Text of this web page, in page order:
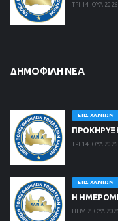
ΤΡΙ 14 ΙΟΥΛ 2026
ΔΗΜΟΦΙΛΉ ΝΈΑ
ΕΠΣ ΧΑΝΊΩΝ
ΤΡΙ 14 ΙΟΥΛ 2026
ΕΠΣ ΧΑΝΊΩΝ
Η
ΠΕΜ 2 ΙΟΥΛ